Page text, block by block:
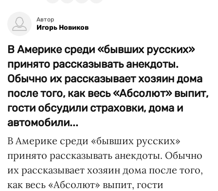
Автор
Игорь Новиков
В Америке среди «бывших русских»
принято рассказывать анекдоты.
Обычно их рассказывает хозяин дома
после того, как весь «Абсолют» выпит,
гости обсудили страховки, дома и
автомобили...
В Америке среди «бывших русских»
принято рассказывать анекдоты. Обычно
их рассказывает хозяин дома после того,
как весь «Абсолют» выпит, гости